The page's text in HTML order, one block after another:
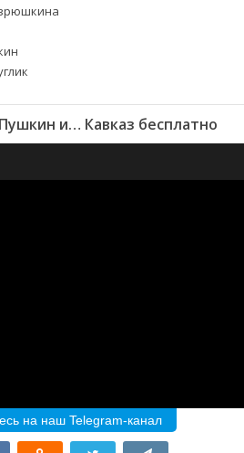
и… Кавказ бесплатно
на наш Telegram-канал